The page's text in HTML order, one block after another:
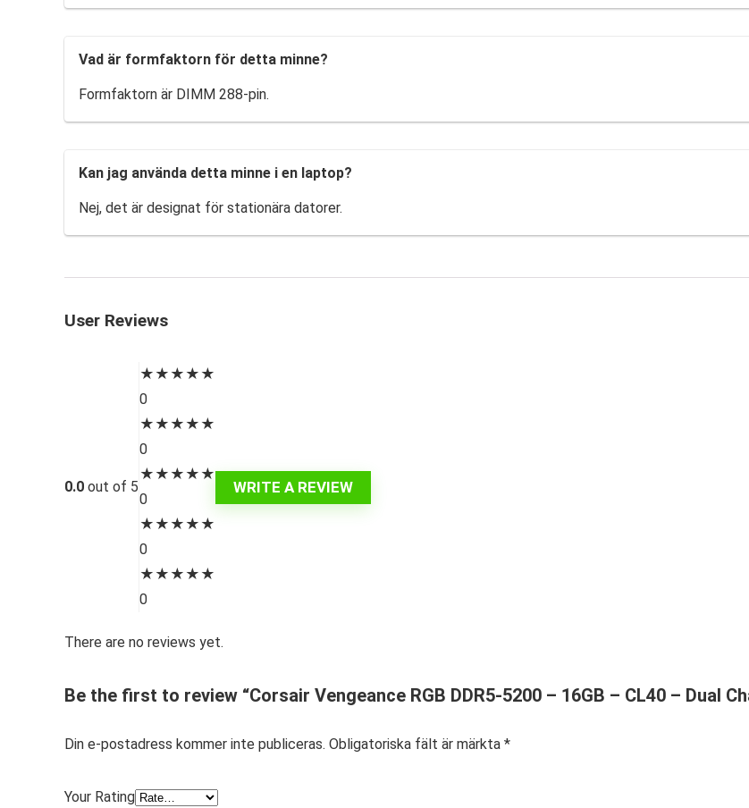
Vad är formfaktorn för detta minne?
Formfaktorn är DIMM 288-pin.
Kan jag använda detta minne i en laptop?
Nej, det är designat för stationära datorer.
User Reviews
0.0 out of 5
★ ★ ★ ★ ★
0
★ ★ ★ ★ ★
0
★ ★ ★ ★ ★
0
★ ★ ★ ★ ★
0
★ ★ ★ ★ ★
0
WRITE A REVIEW
There are no reviews yet.
Be the first to review “Corsair Vengeance RGB DDR5-5200 – 16GB – CL40 – Dual
Din e-postadress kommer inte publiceras. Obligatoriska fält är märkta *
Your Rating